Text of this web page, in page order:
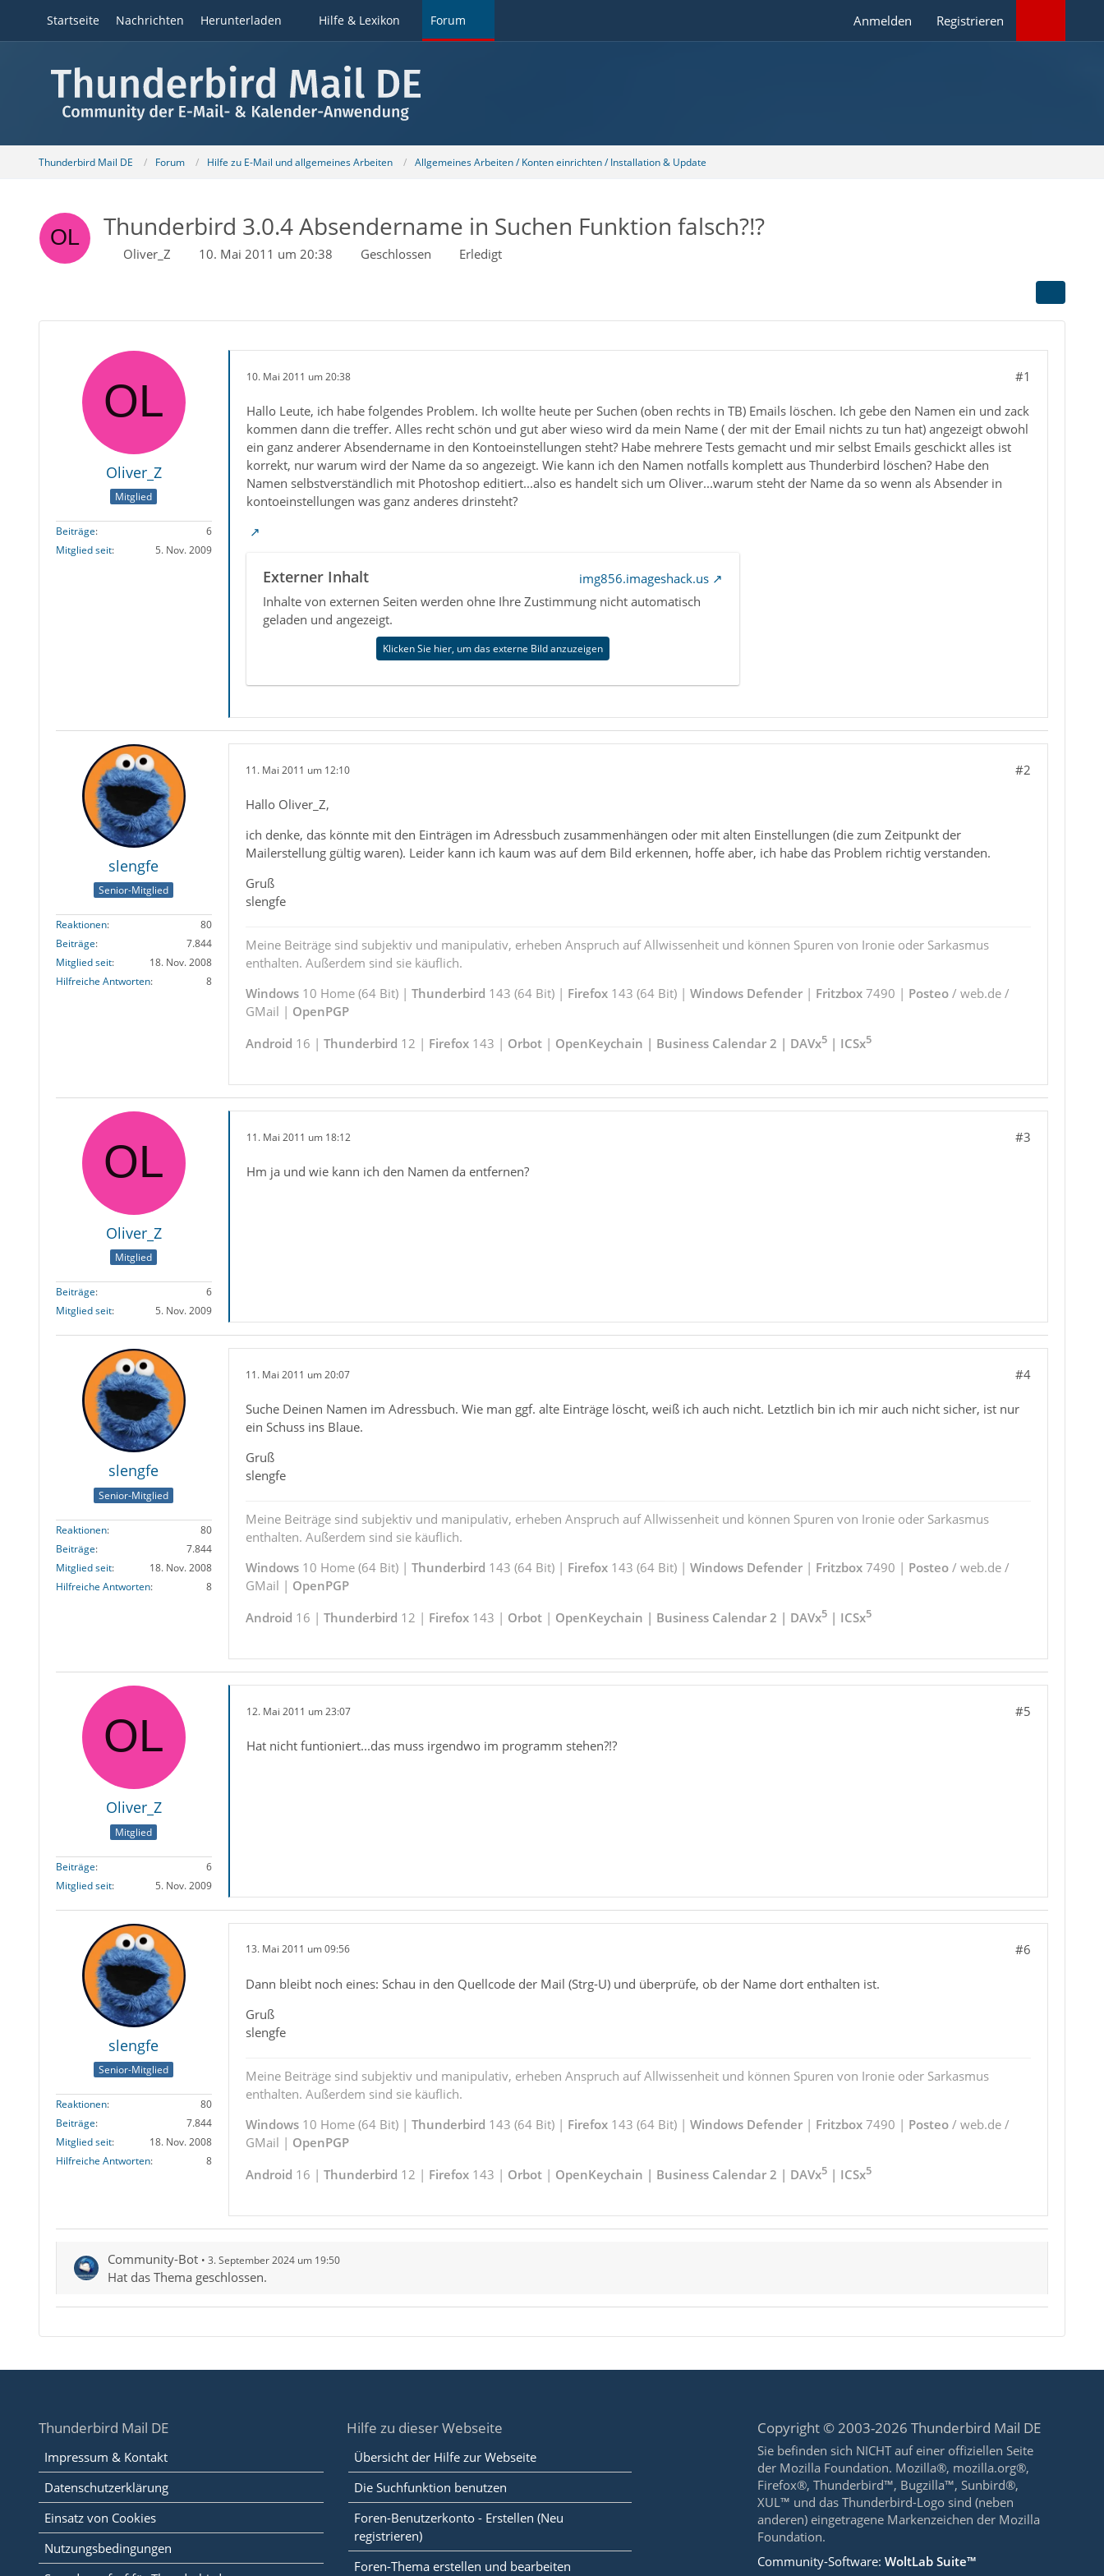
Startseite Nachrichten Herunterladen Hilfe & Lexikon Forum Anmelden Registrieren
Thunderbird Mail DE Forum Hilfe zu E-Mail und allgemeines Arbeiten Allgemeines Arbeiten / Konten einrichten / Installation & Update
Thunderbird 3.0.4 Absendername in Suchen Funktion falsch?!?
Oliver_Z 10. Mai 2011 um 20:38 Geschlossen Erledigt
Oliver_Z
Mitglied
Beiträge
6
Mitglied seit
5. Nov. 2009
10. Mai 2011 um 20:38 #1
Hallo Leute, ich habe folgendes Problem. Ich wollte heute per Suchen (oben rechts in TB) Emails löschen. Ich gebe den Namen ein und zack
kommen dann die treffer. Alles recht schön und gut aber wieso wird da mein Name ( der mit der Email nichts zu tun hat) angezeigt obwohl
ein ganz anderer Absendername in den Kontoeinstellungen steht? Habe mehrere Tests gemacht und mir selbst Emails geschickt alles ist
korrekt, nur warum wird der Name da so angezeigt. Wie kann ich den Namen notfalls komplett aus Thunderbird löschen? Habe den
Namen selbstverständlich mit Photoshop editiert...also es handelt sich um Oliver...warum steht der Name da so wenn als Absender in
kontoeinstellungen was ganz anderes drinsteht?
Externer Inhalt
img856.imageshack.us
Inhalte von externen Seiten werden ohne Ihre Zustimmung nicht automatisch
geladen und angezeigt.
Klicken Sie hier, um das externe Bild anzuzeigen
slengfe
Senior-Mitglied
Reaktionen
80
Beiträge
7.844
Mitglied seit
18. Nov. 2008
Hilfreiche Antworten
8
11. Mai 2011 um 12:10 #2
Hallo Oliver_Z,
ich denke, das könnte mit den Einträgen im Adressbuch zusammenhängen oder mit alten Einstellungen (die zum Zeitpunkt der
Mailerstellung gültig waren). Leider kann ich kaum was auf dem Bild erkennen, hoffe aber, ich habe das Problem richtig verstanden.
Gruß
slengfe
Meine Beiträge sind subjektiv und manipulativ, erheben Anspruch auf Allwissenheit und können Spuren von Ironie oder Sarkasmus
enthalten. Außerdem sind sie käuflich.
Windows10 Home (64 Bit) | Thunderbird 143 (64 Bit) | Firefox143 (64 Bit) | Windows Defender| Fritzbox7490 | Posteo/ web.de /
GMail | OpenPGP
Android 16 | Thunderbird 12 | Firefox143 | Orbot| OpenKeychain | Business Calendar 2 | DAVx5| ICSx5
Oliver_Z
Mitglied
Beiträge
6
Mitglied seit
5. Nov. 2009
11. Mai 2011 um 18:12 #3
Hm ja und wie kann ich den Namen da entfernen?
slengfe
Senior-Mitglied
Reaktionen
80
Beiträge
7.844
Mitglied seit
18. Nov. 2008
Hilfreiche Antworten
8
11. Mai 2011 um 20:07 #4
Suche Deinen Namen im Adressbuch. Wie man ggf. alte Einträge löscht, weiß ich auch nicht. Letztlich bin ich mir auch nicht sicher, ist nur
ein Schuss ins Blaue.
Gruß
slengfe
Meine Beiträge sind subjektiv und manipulativ, erheben Anspruch auf Allwissenheit und können Spuren von Ironie oder Sarkasmus
enthalten. Außerdem sind sie käuflich.
Windows10 Home (64 Bit) | Thunderbird 143 (64 Bit) | Firefox143 (64 Bit) | Windows Defender| Fritzbox7490 | Posteo/ web.de /
GMail | OpenPGP
Android 16 | Thunderbird 12 | Firefox143 | Orbot| OpenKeychain | Business Calendar 2 | DAVx5| ICSx5
Oliver_Z
Mitglied
Beiträge
6
Mitglied seit
5. Nov. 2009
12. Mai 2011 um 23:07 #5
Hat nicht funtioniert...das muss irgendwo im programm stehen?!?
slengfe
Senior-Mitglied
Reaktionen
80
Beiträge
7.844
Mitglied seit
18. Nov. 2008
Hilfreiche Antworten
8
13. Mai 2011 um 09:56 #6
Dann bleibt noch eines: Schau in den Quellcode der Mail (Strg-U) und überprüfe, ob der Name dort enthalten ist.
Gruß
slengfe
Meine Beiträge sind subjektiv und manipulativ, erheben Anspruch auf Allwissenheit und können Spuren von Ironie oder Sarkasmus
enthalten. Außerdem sind sie käuflich.
Windows10 Home (64 Bit) | Thunderbird 143 (64 Bit) | Firefox143 (64 Bit) | Windows Defender| Fritzbox7490 | Posteo/ web.de /
GMail | OpenPGP
Android 16 | Thunderbird 12 | Firefox143 | Orbot| OpenKeychain | Business Calendar 2 | DAVx5| ICSx5
Community-Bot 3. September 2024 um 19:50
Hat das Thema geschlossen.
Thunderbird Mail DE
Impressum & Kontakt
Datenschutzerklärung
Einsatz von Cookies
Nutzungsbedingungen
Hilfe zu dieser Webseite
Übersicht der Hilfe zur Webseite
Die Suchfunktion benutzen
Foren-Benutzerkonto - Erstellen (Neu
registrieren)
Foren-Thema erstellen und bearbeiten
Copyright © 2003-2026 Thunderbird Mail DE
Sie befinden sich NICHT auf einer offiziellen Seite
der Mozilla Foundation. Mozilla®, mozilla.org®,
Firefox®, Thunderbird™, Bugzilla™, Sunbird®,
XUL™ und das Thunderbird-Logo sind (neben
anderen) eingetragene Markenzeichen der Mozilla
Foundation.
Community-Software:WoltLab Suite™